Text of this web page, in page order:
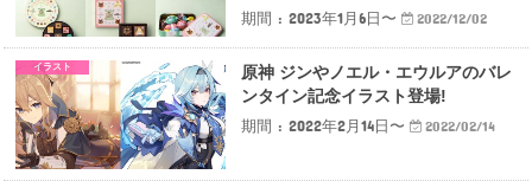
期間 : 2023年1月6日〜
2022/12/02
イラスト
原神 ジンやノエル・エウルアのバレ
ンタイン記念イラスト登場!
期間 : 2022年2月14日〜
2022/02/14